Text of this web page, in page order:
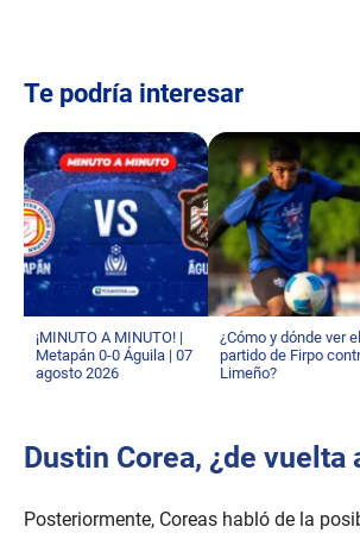
Te podría interesar
¡MINUTO A MINUTO! |
Metapán 0-0 Águila | 07
agosto 2026
¿Cómo y dónde ver el
partido de Firpo
Limeño?
Dustin Corea, ¿de vuelta
Posteriormente, Coreas habló de la